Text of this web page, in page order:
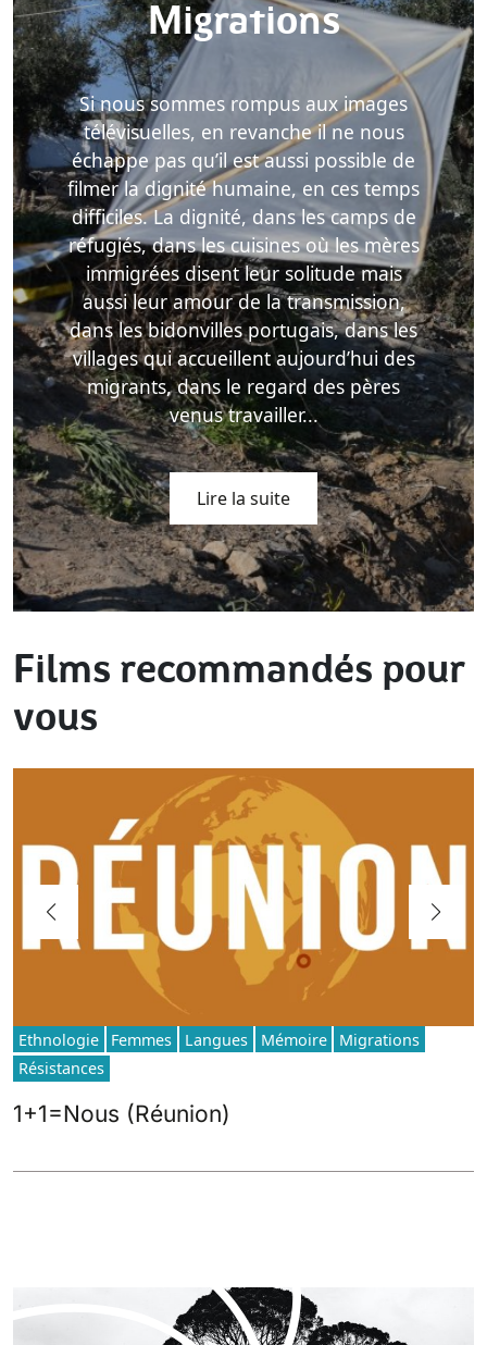
Migrations
Si nous sommes rompus aux images
télévisuelles, en revanche il ne nous
échappe pas qu’il est aussi possible de
filmer la dignité humaine, en ces temps
difficiles. La dignité, dans les camps de
réfugiés, dans les cuisines où les mères
immigrées disent leur solitude mais
aussi leur amour de la transmission,
dans les bidonvilles portugais, dans les
villages qui accueillent aujourd’hui des
migrants, dans le regard des pères
venus travailler...
Lire la suite
Films recommandés pour
vous
Ethnologie Femmes Langues Mémoire
Migrations
Résistances
1+1=Nous (Réunion)